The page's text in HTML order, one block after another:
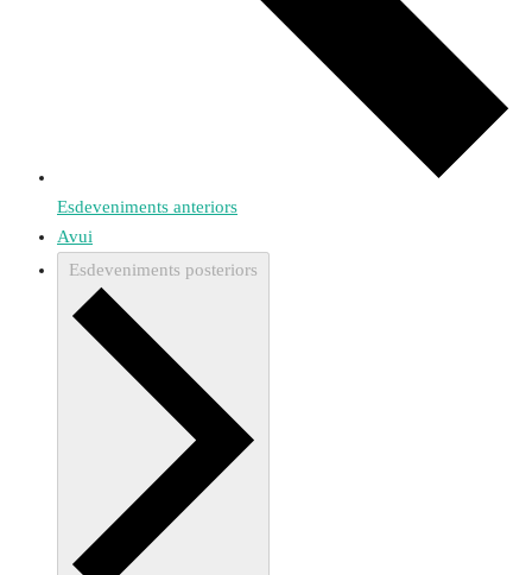
Esdeveniments anteriors
Avui
Esdeveniments posteriors